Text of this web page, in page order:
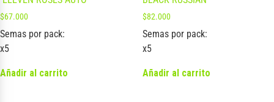
$67.000
Semas por pack:
x5
Añadir al carrito
$82.000
Semas por pack:
x5
Añadir al carrito